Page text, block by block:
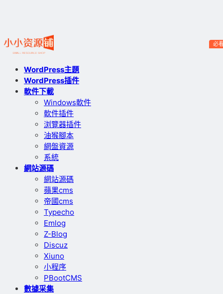
WordPress主題
WordPress插件
軟件下載
Windows軟件
軟件插件
浏覽器插件
油猴腳本
網盤資源
系統
網站源碼
網站源碼
蘋果cms
帝國cms
Typecho
Emlog
Z-Blog
Discuz
Xiuno
小程序
PBootCMS
數據采集
必